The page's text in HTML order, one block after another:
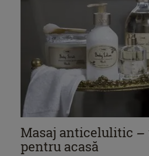
Masaj anticelulitic
pentru acasă